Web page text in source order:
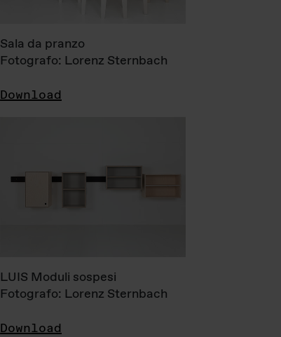
Sala da pranzo
Fotografo: Lorenz Sternbach
Download
LUIS Moduli sospesi
Fotografo: Lorenz Sternbach
Download